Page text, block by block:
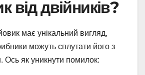
від двійників?
має унікальний вигляд,
можуть сплутати його з
Ось як уникнути помилок: